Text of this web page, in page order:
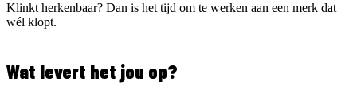
Klinkt herkenbaar? Dan is het tijd om te werken aan een merk dat
wél klopt.
Wat levert het jou op?